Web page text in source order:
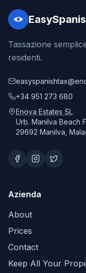
Tassazione
residenti.
+34 951 273 680
Enova Estates SL
Urb. Manilva Beach
29692 Manilva,
Azienda
About
Prices
Contact
Keep All Your